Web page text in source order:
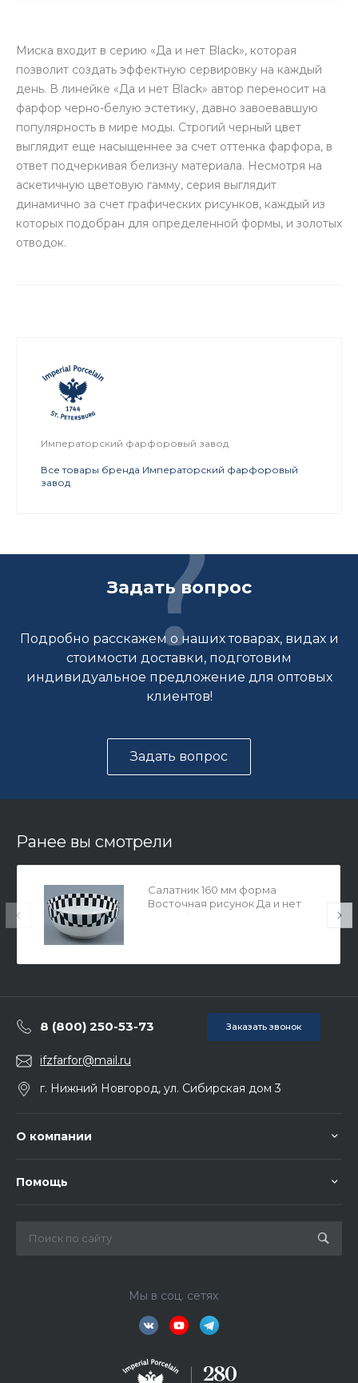
Миска входит в серию «Да и нет Black», которая
позволит создать эффектную сервировку на каждый
день. В линейке «Да и нет Black» автор переносит на
фарфор черно-белую эстетику, давно завоевавшую
популярность в мире моды. Строгий черный цвет
выглядит еще насыщеннее за счет оттенка фарфора, в
ответ подчеркивая белизну материала. Несмотря на
аскетичную цветовую гамму, серия выглядит
динамично за счет графических рисунков, каждый из
которых подобран для определенной формы, и золотых
отводок.
Императорский фарфоровый завод
Все товары бренда Императорский фарфоровый
завод
Задать вопрос
Подробно расскажем о наших товарах, видах и
стоимости доставки, подготовим
индивидуальное предложение для оптовых
клиентов!
Задать вопрос
Ранее вы смотрели
Салатник 160 мм форма
Восточная рисунок Да и нет
Черный арт. 80.45836.00.1
8 (800) 250-53-73 Заказать звонок
ifzfarfor@mail.ru
г. Нижний Новгород, ул. Сибирская дом 3
О компании
Помощь
Мы в соц. сетях